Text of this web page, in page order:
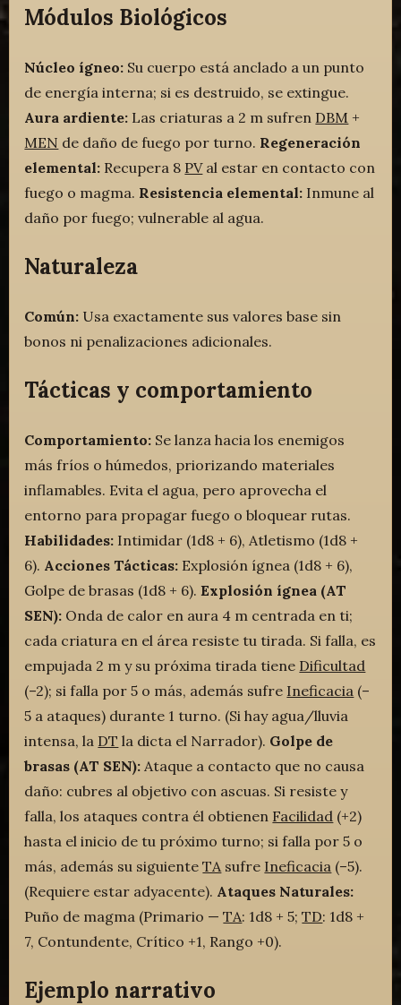
Módulos Biológicos
Núcleo ígneo: Su cuerpo está anclado a un punto
de energía interna; si es destruido, se extingue.
Aura ardiente: Las criaturas a 2 m sufren DBM +
MEN de daño de fuego por turno. Regeneración
elemental: Recupera 8 PVal estar en contacto con
fuego o magma. Resistencia elemental: Inmune al
daño por fuego; vulnerable al agua.
Naturaleza
Común: Usa exactamente sus valores base sin
bonos ni penalizaciones adicionales.
Tácticas y comportamiento
Comportamiento: Se lanza hacia los enemigos
más fríos o húmedos, priorizando materiales
inflamables. Evita el agua, pero aprovecha el
entorno para propagar fuego o bloquear rutas.
Habilidades: Intimidar (1d8 + 6), Atletismo (1d8 +
6). Acciones Tácticas: Explosión ígnea (1d8 + 6),
Golpe de brasas (1d8 + 6).Explosión ígnea (AT
SEN): Onda de calor en aura 4 m centrada en ti;
cada criatura en el área resiste tu tirada. Si falla, es
empujada 2 m y su próxima tirada tiene Dificultad
(–2); si falla por 5 o más, además sufre Ineficacia (–
5 a ataques) durante 1 turno. (Si hay agua/lluvia
intensa, la DT la dicta el Narrador). Golpe de
brasas (AT SEN): Ataque a contacto que no causa
daño: cubres al objetivo con ascuas. Si resiste y
falla, los ataques contra él obtienen Facilidad (+2)
hasta el inicio de tu próximo turno; si falla por 5 o
más, además su siguienteTA sufre Ineficacia (–5).
(Requiere estar adyacente). Ataques Naturales:
Puño de magma (Primario —TA: 1d8 + 5;TD: 1d8 +
7, Contundente, Crítico +1, Rango +0).
Ejemplo narrativo